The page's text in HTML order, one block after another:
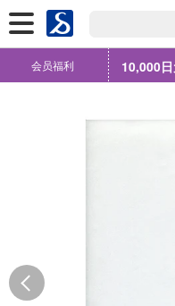
会员福利 10,000